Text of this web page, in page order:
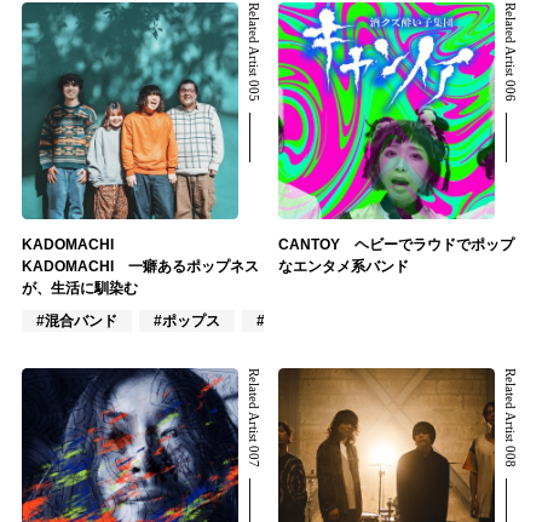
Related Artist 005
KADOMACHI
KADOMACHI 一癖あるポップネス
が、生活に馴染む
#混合バンド
#ポップス #ロック
Related Artist 006
CANTOY ヘビーでラウドでポップ
なエンタメ系バンド
Related Artist 007 Related Artist 008